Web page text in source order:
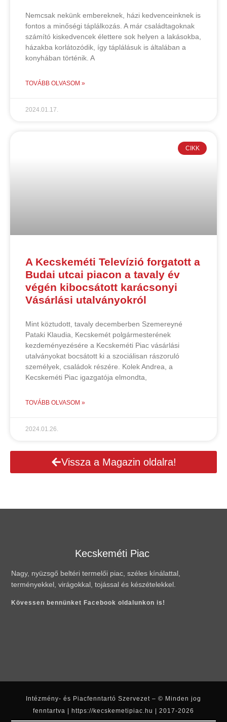
Nemcsak nekünk embereknek, házi kedvenceinknek is
fontos a minőségi táplálkozás. A már családtagoknak
számító kiskedvencek élettere sok helyen a lakásokba,
házakba korlátozódik, így táplálásuk is általában a
konyhában történik. A
TOVÁBB OLVASOM »
2024.01.17.
CIKK
A Kecskeméti Televízió forgatott a
Budai utcai piacon a tavaly év
végén kibocsátott karácsonyi
Vásárlási utalványokról
Mint köztudott, tavaly decemberben Szemereyné
Pataki Klaudia, Kecskemét polgármesterének
kezdeményezésére a Kecskeméti Piac vásárlási
utalványokat bocsátott ki a szociálisan rászoruló
személyek, családok részére. Kolek Andrea, a
Kecskeméti Piac igazgatója elmondta,
TOVÁBB OLVASOM »
2024.01.26.
Vissza a Magazin oldalra!
Kecskeméti Piac
Nagy, nyüzsgő beltéri termelői piac, széles kínálattal,
terményekkel, virágokkal, tojással és készételekkel.
Kövessen bennünket Facebook oldalunkon is!
Intézmény- és Piacfenntartó Szervezet – © Minden jog
fenntartva | https://kecskemetipiac.hu | 2017-2026